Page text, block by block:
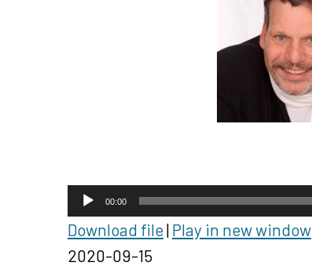
u
d
00:00
Download file| Play in new window
2020-09-15